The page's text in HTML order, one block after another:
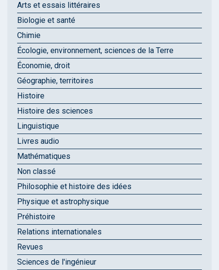
Arts et essais littéraires
Biologie et santé
Chimie
Écologie, environnement, sciences de la Terre
Économie, droit
Géographie, territoires
Histoire
Histoire des sciences
Linguistique
Livres audio
Mathématiques
Non classé
Philosophie et histoire des idées
Physique et astrophysique
Préhistoire
Relations internationales
Revues
Sciences de l'ingénieur